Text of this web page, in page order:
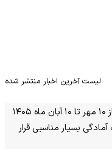
لیست آخرین اخبار منتشر شده
بسیار مناسبی قرار